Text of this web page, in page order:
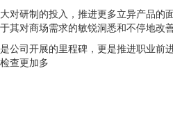
研制的投入，推进更多立异产品的
其对商场需求的敏锐洞悉和不停地改
司开展的里程碑，更是推进职业前
查更加多